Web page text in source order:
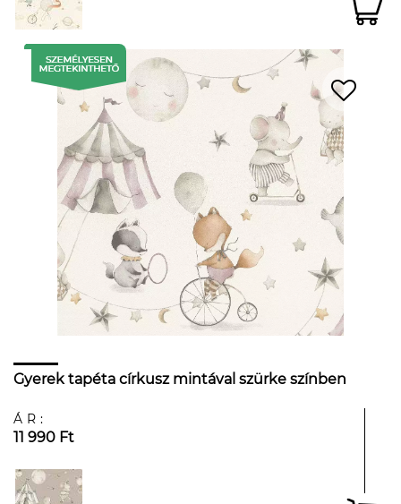
Gyerek tapéta církusz mintával szürke színben
ÁR:
11 990 Ft